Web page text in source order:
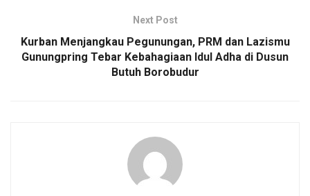
Next Post
Kurban Menjangkau Pegunungan, PRM dan Lazismu
Gunungpring Tebar Kebahagiaan Idul Adha di Dusun
Butuh Borobudur